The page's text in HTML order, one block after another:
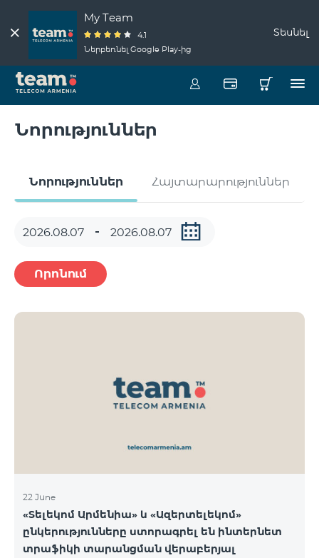
My Team
4.1
Ներբեռնել Google Play-ից
Տեսնել
Նորություններ
Նորություններ Հայտարարություններ
Որոնում
22 June
«Տելեկոմ Արմենիա» և «Ազերտելեկոմ»
ընկերությունները ստորագրել են ինտերնետ
տրաֆիկի տարանցման վերաբերյալ